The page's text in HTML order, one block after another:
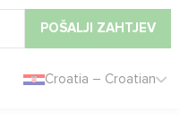
POŠALJI ZAHTJEV
Croatia – Croatian